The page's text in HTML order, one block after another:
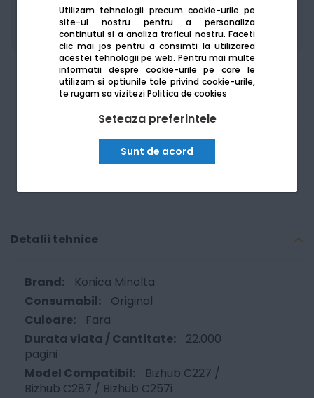
Utilizam tehnologii precum cookie-urile pe
site-ul nostru pentru a personaliza
continutul si a analiza traficul nostru. Faceti
clic mai jos pentru a consimti la utilizarea
acestei tehnologii pe web. Pentru mai multe
informatii despre cookie-urile pe care le
utilizam si optiunile tale privind cookie-urile,
te rugam sa viziteziPolitica de cookies
Seteaza preferintele
Sunt de acord
Produsele sunt disponibile pe platforma de
achizitii publiceSEAP/SICAP
Am nevoie de ajutor
Detalii tehnice
Konica Minolta
Original
Fara
22.000
pagini
Bizhub C227 /
Bizhub C287 / Bizhub C257i